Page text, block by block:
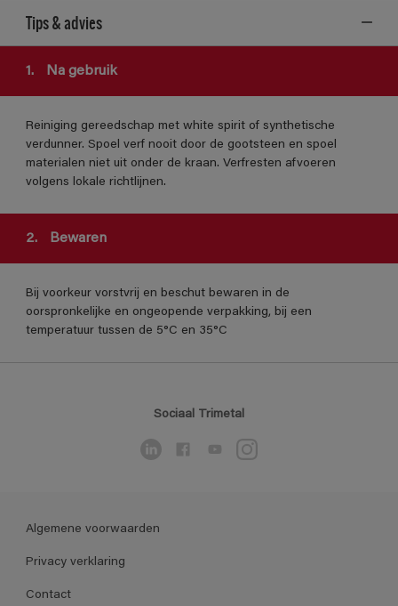
Tips & advies
1. Na gebruik
Reiniging gereedschap met white spirit of synthetische
verdunner. Spoel verf nooit door de gootsteen en spoel
materialen niet uit onder de kraan. Verfresten afvoeren
volgens lokale richtlijnen.
2. Bewaren
Bij voorkeur vorstvrij en beschut bewaren in de
oorspronkelijke en ongeopende verpakking, bij een
temperatuur tussen de 5°C en 35°C
Sociaal Trimetal
Algemene voorwaarden
Privacy verklaring
Contact